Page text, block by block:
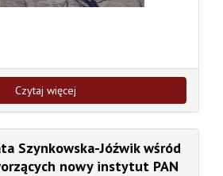
Czytaj więcej
Szynkowska-Jóźwik wśród
nowy instytut PAN